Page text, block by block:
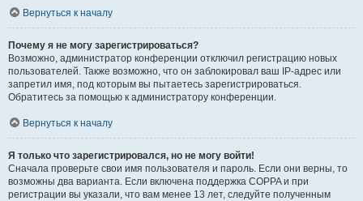
Вернуться к началу
Почему я не могу зарегистрироваться?
Возможно, администратор конференции отключил регистрацию новых
пользователей. Также возможно, что он заблокировал ваш IP-адрес или
запретил имя, под которым вы пытаетесь зарегистрироваться.
Обратитесь за помощью к администратору конференции.
Вернуться к началу
Я только что зарегистрировался, но не могу войти!
Сначала проверьте свои имя пользователя и пароль. Если они верны, то
возможны два варианта. Если включена поддержка COPPA и при
регистрации вы указали, что вам менее 13 лет, следуйте полученным